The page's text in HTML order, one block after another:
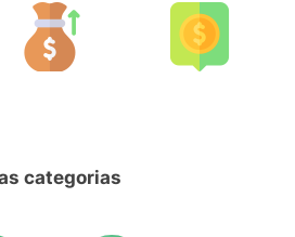
categorias